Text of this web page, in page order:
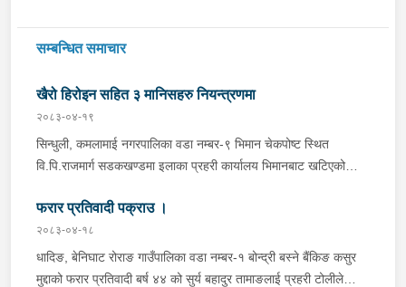
सम्बन्धित समाचार
खैरो हिरोइन सहित ३ मानिसहरु नियन्त्रणमा
२०८३-०४-१९
सिन्धुली, कमलामाई नगरपालिका वडा नम्बर-९ भिमान चेकपोष्ट स्थित
वि.पि.राजमार्ग सडकखण्डमा इलाका प्रहरी कार्यालय भिमानबाट खटिएको
बर्दिवासको संयुक्त टोलीले मोरङबाट काठमाण्डौ तर्फ जाँदै गरेको चालक
सिन्धुली कमलामाई नगरपालिका वडा नम्बर- १२ बस्ने बर्ष अन्दाजी-२९ को
चन्द्र बहादुर माझीले चलाएको म.प्र. व०४-००१ ज ००८६ नं. को
यात्रुबाहक E.V. हायसमा सवार जिल्ला सिराह मिर्चैया नगरपालिका-५ बस्ने
फरार प्रतिवादी पक्राउ ।
२०८३-०४-१८
धादिङ, बेनिघाट रोराङ गाउँपालिका वडा नम्बर-१ बोन्द्री बस्ने बैंकिङ कसुर
मुद्दाको फरार प्रतिवादी बर्ष ४४ को सुर्य बहादुर तामाङलाई प्रहरी टोलीले